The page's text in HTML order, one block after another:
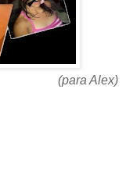
(para Alex)